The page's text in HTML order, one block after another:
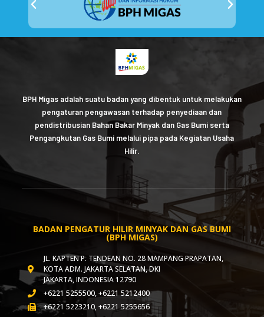
BPH Migas adalah suatu badan yang dibentuk untuk melakukan
pengaturan pengawasan terhadap penyediaan dan
pendistribusian Bahan Bakar Minyak dan Gas Bumi serta
Pengangkutan Gas Bumi melalui pipa pada Kegiatan Usaha
Hilir.
BADAN PENGATUR HILIR MINYAK DAN GAS BUMI
(BPH MIGAS)
JL. KAPTEN P. TENDEAN NO. 28 MAMPANG PRAPATAN,
KOTA ADM. JAKARTA SELATAN, DKI
JAKARTA, INDONESIA 12790
+6221 5255500, +6221 5212400
+6221 5223210, +6221 5255656